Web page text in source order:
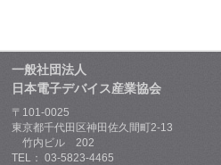
一般社団法人
日本電子デバイス産業協会
〒101-0025
東京都千代田区神田佐久間町2-13
竹内ビル 202
TEL： 03-5823-4465